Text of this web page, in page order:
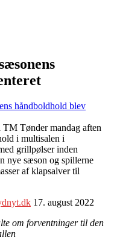
håndboldhold blev
Tønder mandag aften
i multisalen i
grillpølser inden
nye sæson og spillerne
af klapsalver til
17. august 2022
om forventninger til den